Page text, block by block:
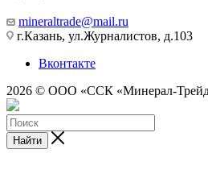
mineraltrade@mail.ru
г.Казань, ул.Журналистов, д.103
Вконтакте
2026 © ООО «ССК «Минерал-
Найти